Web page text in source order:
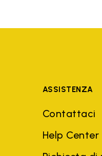
ASSISTENZA
Contattaci
Help Center